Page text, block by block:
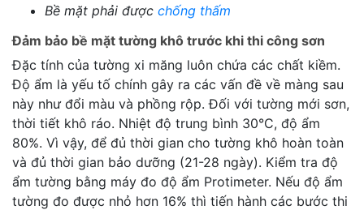
Bề mặt phải được chống thấm
Đảm bảo bề mặt tường khô trước khi thi công sơn
Đặc tính của tường xi măng luôn chứa các chất kiềm.
Độ ẩm là yếu tố chính gây ra các vấn đề về màng sau
này như đổi màu và phồng rộp. Đối với tường mới sơn,
thời tiết khô ráo. Nhiệt độ trung bình 30°C, độ ẩm
80%. Vì vậy, để đủ thời gian cho tường khô hoàn toàn
và đủ thời gian bảo dưỡng (21-28 ngày). Kiểm tra độ
ẩm tường bằng máy đo độ ẩm Protimeter. Nếu độ ẩm
tường đo được nhỏ hơn 16% thì tiến hành các bước thi